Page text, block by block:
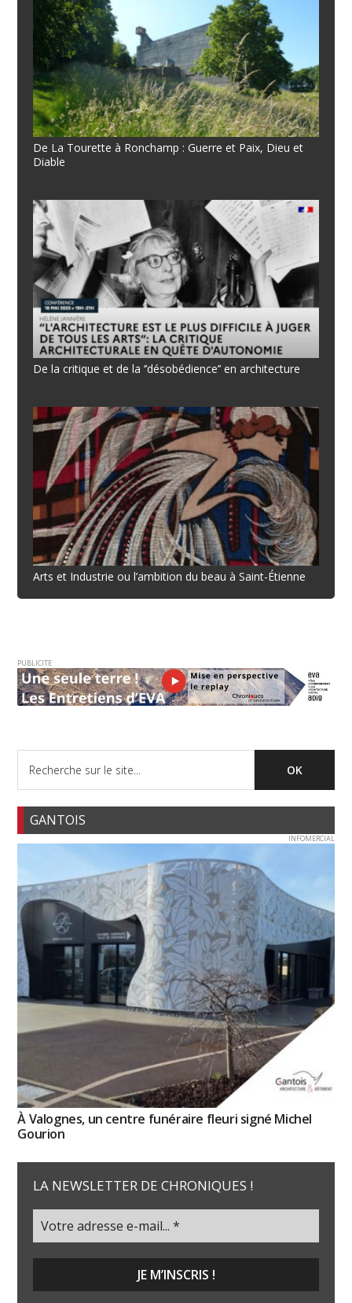
De La Tourette à Ronchamp : Guerre et Paix, Dieu et
Diable
De la critique et de la ‘’désobédience’’ en architecture
Arts et Industrie ou l’ambition du beau à Saint-Étienne
PUBLICITE
GANTOIS
INFOMERCIAL
À Valognes, un centre funéraire fleuri signé Michel
Gourion
LA NEWSLETTER DE CHRONIQUES !